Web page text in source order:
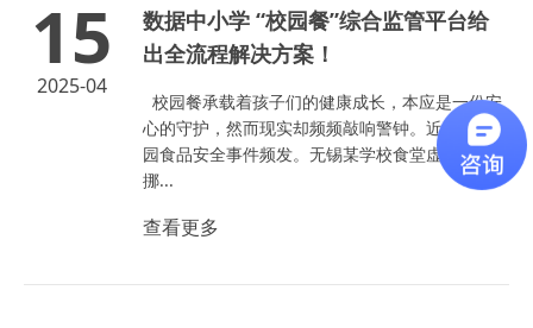
15
2025-04
数据中小学 “校园餐”综合监管平台给
出全流程解决方案！
校园餐承载着孩子们的健康成长，本应是一份安
心的守护，然而现实却频频敲响警钟。近年来，校
园食品安全事件频发。无锡某学校食堂虚列开支，
挪...
查看更多